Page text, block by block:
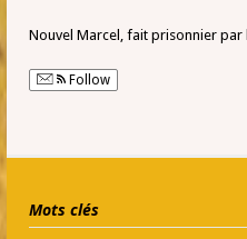
Nouvel Marcel, fait prisonnier par
Follow
Mots clés